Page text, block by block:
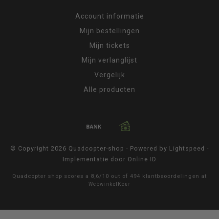
Account informatie
Mijn bestellingen
Mijn tickets
Mijn verlanglijst
Vergelijk
Alle producten
© Copyright 2026 Quadcopter-shop - Powered by Lightspeed -
Implementatie door Online ID
Quadcopter shop scores a 8,6/ 10 out of 494 klantbeoordelingen at
WebwinkelKeur